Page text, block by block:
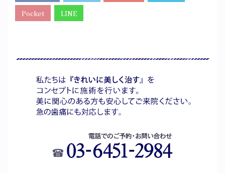
Pocket LINE